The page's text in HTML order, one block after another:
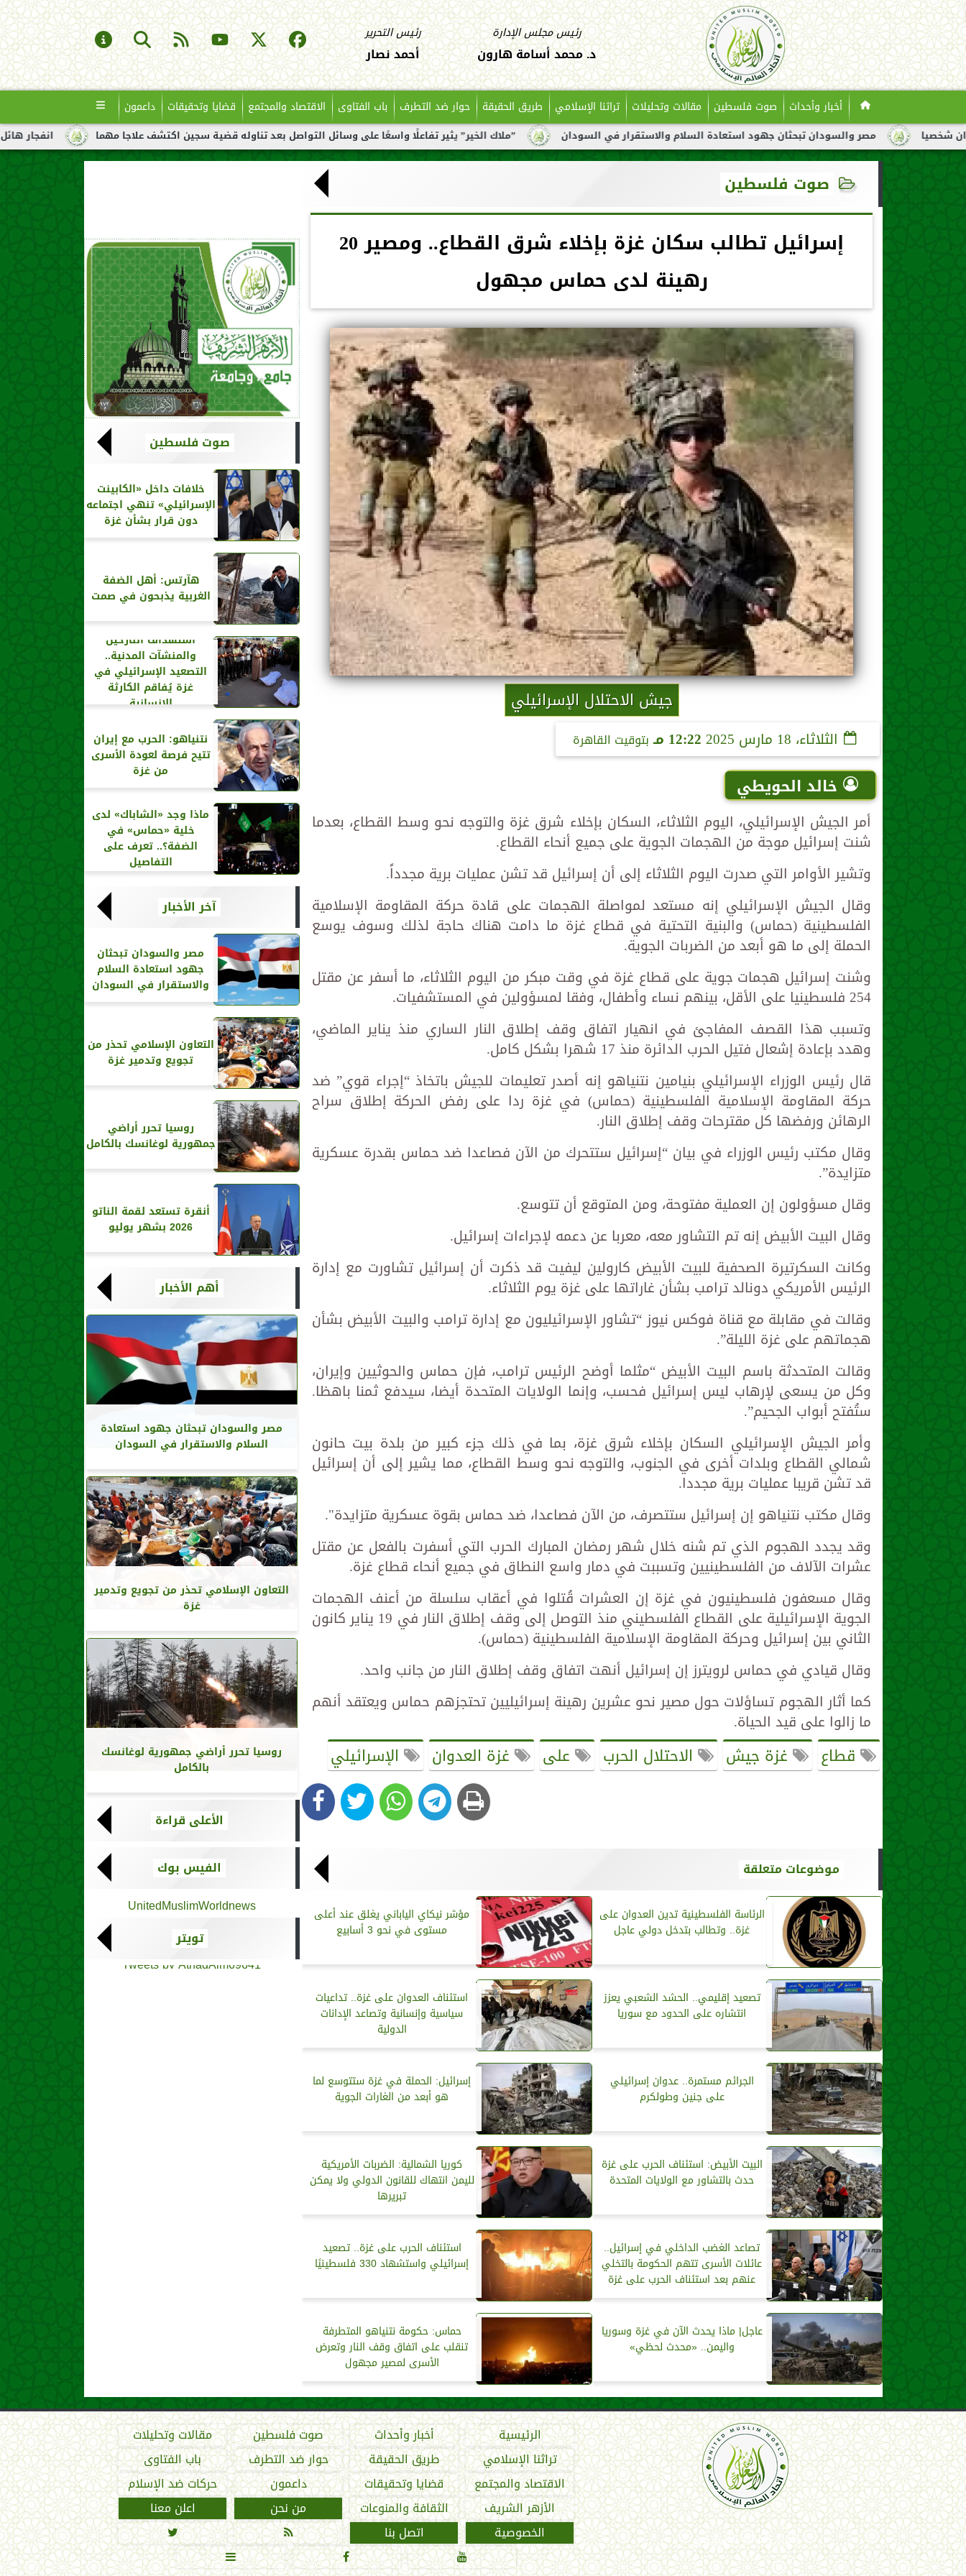
رئيس مجلس الإدارة
د. محمد أسامة هارون
رئيس التحرير
أحمد نصار
أخبار وأحداث صوت فلسطين مقالات وتحليلات تراثنا الإسلامي طريق الحقيقة حوار ضد التطرف باب الفتاوى الاقتصاد والمجتمع قضايا وتحقيقات داعمون
انفجار هائل لناقلة نفط ”ملاك الخير” يثير تفاعلًا واسعًا على وسائل التواصل بعد تناوله قضية سجين اكتشف علاجا مهما مصر والسودان تبحثان جهود استعادة السلام والاستقرار في السودان
صوت فلسطين
إسرائيل تطالب سكان غزة بإخلاء شرق القطاع.. ومصير 20
رهينة لدى حماس مجهول
جيش الاحتلال الإسرائيلي
الثلاثاء، 18 مارس 2025 12:22 مـ بتوقيت القاهرة
خالد الحويطي
أمر الجيش الإسرائيلي، اليوم الثلاثاء، السكان بإخلاء شرق غزة والتوجه نحو وسط القطاع، بعدما
شنت إسرائيل موجة من الهجمات الجوية على جميع أنحاء القطاع.
وتشير الأوامر التي صدرت اليوم الثلاثاء إلى أن إسرائيل قد تشن عمليات برية مجدداً.
وقال الجيش الإسرائيلي إنه مستعد لمواصلة الهجمات على قادة حركة المقاومة الإسلامية
الفلسطينية (حماس) والبنية التحتية في قطاع غزة ما دامت هناك حاجة لذلك وسوف يوسع
الحملة إلى ما هو أبعد من الضربات الجوية.
وشنت إسرائيل هجمات جوية على قطاع غزة في وقت مبكر من اليوم الثلاثاء، ما أسفر عن مقتل
254 فلسطينيا على الأقل، بينهم نساء وأطفال، وفقا لمسؤولين في المستشفيات.
وتسبب هذا القصف المفاجئ في انهيار اتفاق وقف إطلاق النار الساري منذ يناير الماضي،
وهدد بإعادة إشعال فتيل الحرب الدائرة منذ 17 شهرا بشكل كامل.
قال رئيس الوزراء الإسرائيلي بنيامين نتنياهو إنه أصدر تعليمات للجيش باتخاذ “إجراء قوي” ضد
حركة المقاومة الإسلامية الفلسطينية (حماس) في غزة ردا على رفض الحركة إطلاق سراح
الرهائن ورفضها كل مقترحات وقف إطلاق النار.
وقال مكتب رئيس الوزراء في بيان “إسرائيل ستتحرك من الآن فصاعدا ضد حماس بقدرة عسكرية
متزايدة”.
وقال مسؤولون إن العملية مفتوحة، ومن المتوقع أن تتوسع.
وقال البيت الأبيض إنه تم التشاور معه، معربا عن دعمه لإجراءات إسرائيل.
وكانت السكرتيرة الصحفية للبيت الأبيض كارولين ليفيت قد ذكرت أن إسرائيل تشاورت مع إدارة
الرئيس الأمريكي دونالد ترامب بشأن غاراتها على غزة يوم الثلاثاء.
وقالت في مقابلة مع قناة فوكس نيوز “تشاور الإسرائيليون مع إدارة ترامب والبيت الأبيض بشأن
هجماتهم على غزة الليلة”.
وقالت المتحدثة باسم البيت الأبيض “مثلما أوضح الرئيس ترامب، فإن حماس والحوثيين وإيران،
وكل من يسعى لإرهاب ليس إسرائيل فحسب، وإنما الولايات المتحدة أيضا، سيدفع ثمنا باهظا.
ستُفتح أبواب الجحيم”.
وأمر الجيش الإسرائيلي السكان بإخلاء شرق غزة، بما في ذلك جزء كبير من بلدة بيت حانون
شمالي القطاع وبلدات أخرى في الجنوب، والتوجه نحو وسط القطاع، مما يشير إلى أن إسرائيل
قد تشن قريبا عمليات برية مجددا.
وقال مكتب نتنياهو إن إسرائيل ستتصرف، من الآن فصاعدا، ضد حماس بقوة عسكرية متزايدة".
وقد يجدد الهجوم الذي تم شنه خلال شهر رمضان المبارك الحرب التي أسفرت بالفعل عن مقتل
عشرات الآلاف من الفلسطينيين وتسببت في دمار واسع النطاق في جميع أنحاء قطاع غزة.
وقال مسعفون فلسطينيون في غزة إن العشرات قُتلوا في أعقاب سلسلة من أعنف الهجمات
الجوية الإسرائيلية على القطاع الفلسطيني منذ التوصل إلى وقف إطلاق النار في 19 يناير كانون
الثاني بين إسرائيل وحركة المقاومة الإسلامية الفلسطينية (حماس).
وقال قيادي في حماس لرويترز إن إسرائيل أنهت اتفاق وقف إطلاق النار من جانب واحد.
كما أثار الهجوم تساؤلات حول مصير نحو عشرين رهينة إسرائيليين تحتجزهم حماس ويعتقد أنهم
ما زالوا على قيد الحياة.
قطاع غزة جيش الاحتلال الحرب على غزة العدوان الإسرائيلي
موضوعات متعلقة
الرئاسة الفلسطينية تدين العدوان على
غزة.. وتطالب بتدخل دولي عاجل
مؤشر نيكاي الياباني يغلق عند أعلى
مستوى في نحو 3 أسابيع
تصعيد إقليمي.. الحشد الشعبي يعزز
انتشاره على الحدود مع سوريا
استئناف العدوان على غزة.. تداعيات
سياسية وإنسانية وتصاعد الإدانات
الدولية
الجرائم مستمرة.. عدوان إسرائيلي
على جنين وطولكرم
إسرائيل: الحملة في غزة ستتوسع لما
هو أبعد من الغارات الجوية
البيت الأبيض: استئناف الحرب على غزة
حدث بالتشاور مع الولايات المتحدة
كوريا الشمالية: الضربات الأمريكية
لليمن انتهاك للقانون الدولي ولا يمكن
تبريرها
تصاعد الغضب الداخلي في إسرائيل..
عائلات الأسرى تتهم الحكومة بالتخلي
عنهم بعد استئناف الحرب على غزة
استئناف الحرب على غزة.. تصعيد
إسرائيلي واستشهاد 330 فلسطينيًا
عاجل| ماذا يحدث الآن في غزة وسوريا
واليمن.. «محدث لحظي»
حماس: حكومة نتنياهو المتطرفة
تنقلب على اتفاق وقف النار وتعرض
الأسرى لمصير مجهول
صوت فلسطين
خلافات داخل «الكابينت
الإسرائيلي» تنهي اجتماعه
دون قرار بشأن غزة
هآرتس: أهل الضفة
الغربية يذبحون في صمت
استهداف النازحين
والمنشآت المدنية..
التصعيد الإسرائيلي في
غزة يُفاقم الكارثة
الإنسانية
نتنياهو: الحرب مع إيران
تتيح فرصة لعودة الأسرى
من غزة
ماذا وجد «الشاباك» لدى
خلية «حماس» في
الضفة؟.. تعرف على
التفاصيل
آخر الأخبار
مصر والسودان تبحثان
جهود استعادة السلام
والاستقرار في السودان
التعاون الإسلامي تحذر من
تجويع وتدمير غزة
روسيا تحرر أراضي
جمهورية لوغانسك بالكامل
أنقرة تستعد لقمة الناتو
2026 بشهر يوليو
أهم الأخبار
مصر والسودان تبحثان جهود استعادة
السلام والاستقرار في السودان
التعاون الإسلامي تحذر من تجويع وتدمير
غزة
روسيا تحرر أراضي جمهورية لوغانسك
بالكامل
الأعلى قراءة
الفيس بوك
UnitedMuslimWorldnews
تويتر
Tweets by AthadAlm69641
اتحاد العالم الإسلامي
الرئيسية أخبار وأحداث صوت فلسطين
مقالات وتحليلات
تراثنا الإسلامي
طريق الحقيقة حوار ضد التطرف
باب الفتاوى
الاقتصاد والمجتمع
قضايا وتحقيقات داعمون
حركات ضد الإسلام
الأزهر الشريف
الثقافة والمنوعات من نحن
اعلن معنا
الخصوصية
اتصل بنا 



